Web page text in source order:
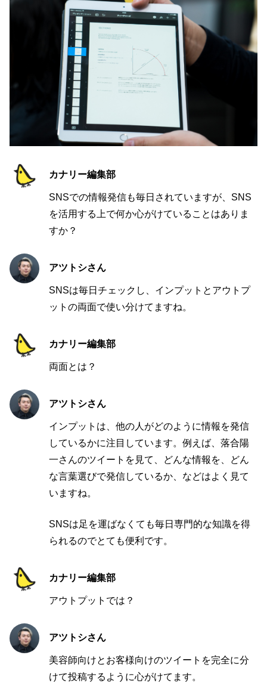
カナリー編集部
SNSでの情報発信も毎日されていますが、SNS
を活用する上で何か心がけていることはありま
すか？
アツトシさん
SNSは毎日チェックし、インプットとアウトプ
ットの両面で使い分けてますね。
カナリー編集部
両面とは？
アツトシさん
インプットは、他の人がどのように情報を発信
しているかに注目しています。例えば、落合陽
一さんのツイートを見て、どんな情報を、どん
な言葉選びで発信しているか、などはよく見て
いますね。
SNSは足を運ばなくても毎日専門的な知識を得
られるのでとても便利です。
カナリー編集部
アウトプットでは？
アツトシさん
美容師向けとお客様向けのツイートを完全に分
けて投稿するように心がけてます。